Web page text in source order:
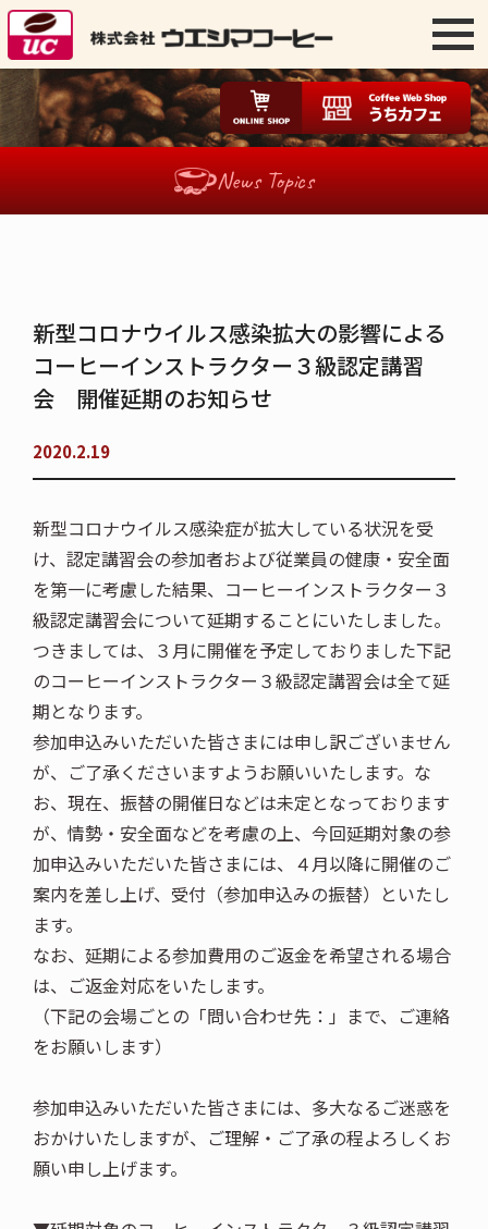
News Topics
新型コロナウイルス感染拡大の影響による
コーヒーインストラクター３級認定講習
会 開催延期のお知らせ
2020.2.19
新型コロナウイルス感染症が拡大している状況を受
け、認定講習会の参加者および従業員の健康・安全面
を第一に考慮した結果、コーヒーインストラクター３
級認定講習会について延期することにいたしました。
つきましては、３月に開催を予定しておりました下記
のコーヒーインストラクター３級認定講習会は全て延
期となります。
参加申込みいただいた皆さまには申し訳ございません
が、ご了承くださいますようお願いいたします。な
お、現在、振替の開催日などは未定となっております
が、情勢・安全面などを考慮の上、今回延期対象の参
加申込みいただいた皆さまには、４月以降に開催のご
案内を差し上げ、受付（参加申込みの振替）といたし
ます。
なお、延期による参加費用のご返金を希望される場合
は、ご返金対応をいたします。
（下記の会場ごとの「問い合わせ先：」まで、ご連絡
をお願いします）
参加申込みいただいた皆さまには、多大なるご迷惑を
おかけいたしますが、ご理解・ご了承の程よろしくお
願い申し上げます。